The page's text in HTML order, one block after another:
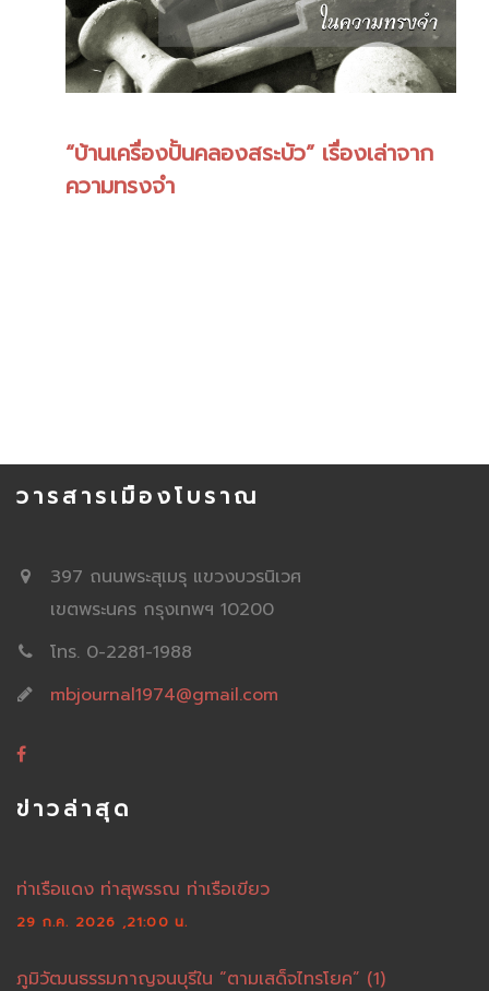
“บ้านเครื่องปั้นคลองสระบัว” เรื่องเล่าจาก
ความทรงจำ
วารสารเมืองโบราณ
397 ถนนพระสุเมรุ แขวงบวรนิเวศ
เขตพระนคร กรุงเทพฯ 10200
โทร. 0-2281-1988
mbjournal1974@gmail.com
ข่าวล่าสุด
ท่าเรือแดง ท่าสุพรรณ ท่าเรือเขียว
29 ก.ค. 2026 ,21:00 น.
ภูมิวัฒนธรรมกาญจนบุรีใน “ตามเสด็จไทรโยค” (1)